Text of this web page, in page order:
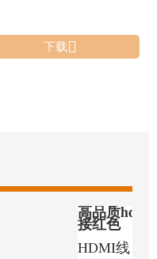
下载
高品质
接红色
HDMI线